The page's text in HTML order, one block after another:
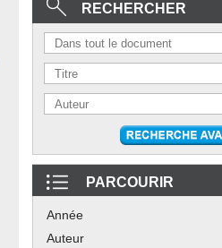
RECHERCHER
PARCOURIR
Année
Auteur